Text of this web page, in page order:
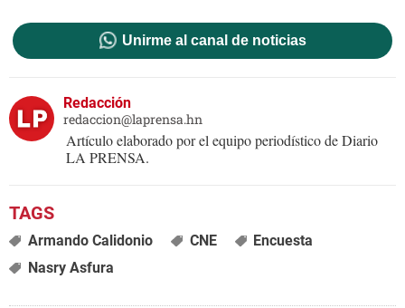
Unirme al canal de noticias
Redacción
redaccion@laprensa.hn
Artículo elaborado por el equipo periodístico de Diario
LA PRENSA.
Armando Calidonio CNE
Encuesta
Nasry Asfura